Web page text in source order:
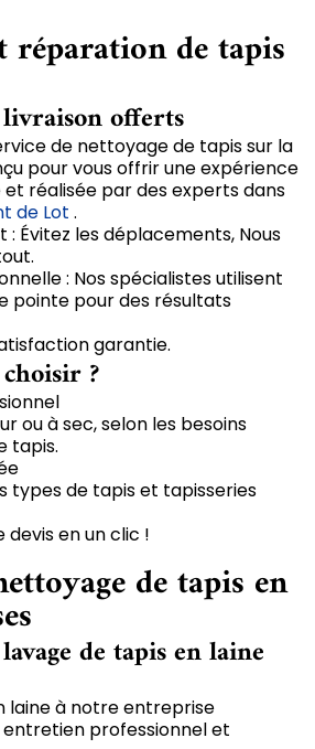
réparation de tapis
offerts
de nettoyage de tapis sur la
pour vous offrir une expérience
réalisée par des experts dans
de Lot .
: Évitez les déplacements, Nous
: Nos spécialistes utilisent
pointe pour des résultats
garantie.
?
ou à sec, selon les besoins
tapis.
types de tapis et tapisseries
en un clic !
de tapis en
de tapis en laine
laine à notre entreprise
professionnel et